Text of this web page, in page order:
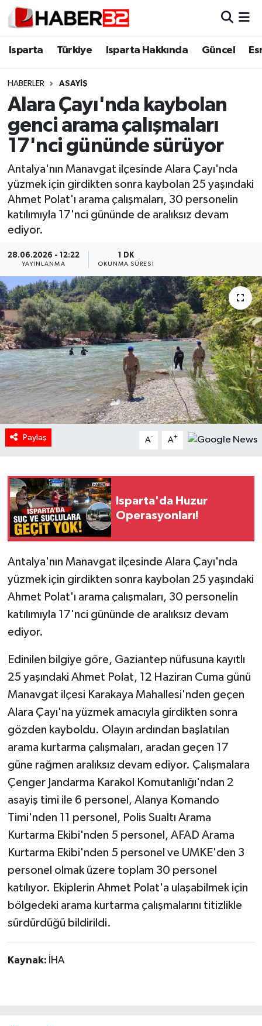
Isparta Türkiye Isparta Hakkında Güncel
HABERLER ASAYİŞ
Alara Çayı'nda kaybolan
genci arama çalışmaları
17'nci gününde sürüyor
Antalya'nın Manavgat ilçesinde Alara Çayı'nda
yüzmek için girdikten sonra kaybolan 25 yaşındaki
Ahmet Polat'ı arama çalışmaları, 30 personelin
katılımıyla 17'nci gününde de aralıksız devam
ediyor.
28.06.2026 - 12:22
YAYINLANMA
1 DK
OKUNMA SÜRESI
Paylaş A- A+
Isparta'da Huzur
Operasyonları!
Antalya'nın Manavgat ilçesinde Alara Çayı'nda
yüzmek için girdikten sonra kaybolan 25 yaşındaki
Ahmet Polat'ı arama çalışmaları, 30 personelin
katılımıyla 17'nci gününde de aralıksız devam
ediyor.
Edinilen bilgiye göre, Gaziantep nüfusuna kayıtlı
25 yaşındaki Ahmet Polat, 12 Haziran Cuma günü
Manavgat ilçesi Karakaya Mahallesi'nden geçen
Alara Çayı'na yüzmek amacıyla girdikten sonra
gözden kayboldu. Olayın ardından başlatılan
arama kurtarma çalışmaları, aradan geçen 17
güne rağmen aralıksız devam ediyor. Çalışmalara
Çenger Jandarma Karakol Komutanlığı'ndan 2
asayiş timi ile 6 personel, Alanya Komando
Timi'nden 11 personel, Polis Sualtı Arama
Kurtarma Ekibi'nden 5 personel, AFAD Arama
Kurtarma Ekibi'nden 5 personel ve UMKE'den 3
personel olmak üzere toplam 30 personel
katılıyor. Ekiplerin Ahmet Polat'a ulaşabilmek için
bölgedeki arama kurtarma çalışmalarını titizlikle
sürdürdüğü bildirildi.
Kaynak: İHA
Isparta
Esnaf Diyor ki;
ASAYİŞ
BİLİM VE TEKNOLOJİ
EĞİTİM
GENEL
Güncel
HABERDE İNSAN
İlginç
KÜLTÜR SANAT
MAGAZİN
Oyun
POLİTİKA
SAĞLIK
Spor
Teknoloji
Türkiye
İletişim
Künye
Isparta Nöbetçi Eczaneler
Isparta Trafik Yoğunluk Haritası
Süper Lig Puan Durumu ve Fikstür
Tüm Manşetler
Son Dakika Haberleri
Haber Arşivi